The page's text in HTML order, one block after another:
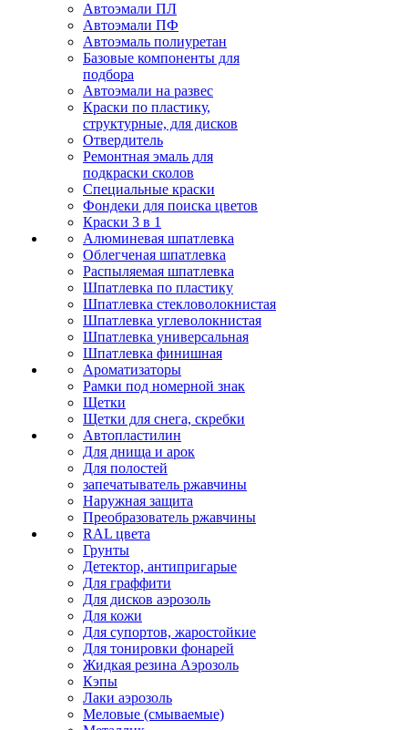
Автоэмали ПЛ
Автоэмали ПФ
Автоэмаль полиуретан
Базовые компоненты для
подбора
Автоэмали на развес
Краски по пластику,
структурные, для дисков
Отвердитель
Ремонтная эмаль для
подкраски сколов
Специальные краски
Фондеки для поиска цветов
Краски 3 в 1
Алюминевая шпатлевка
Облегченая шпатлевка
Распыляемая шпатлевка
Шпатлевка по пластику
Шпатлевка стекловолокнистая
Шпатлевка углеволокнистая
Шпатлевка универсальная
Шпатлевка финишная
Ароматизаторы
Рамки под номерной знак
Щетки
Щетки для снега, скребки
Автопластилин
Для днища и арок
Для полостей
запечатыватель ржавчины
Наружная защита
Преобразователь ржавчины
RAL цвета
Грунты
Детектор, антипригарые
Для граффити
Для дисков аэрозоль
Для кожи
Для супортов, жаростойкие
Для тонировки фонарей
Жидкая резина Аэрозоль
Кэпы
Лаки аэрозоль
Меловые (смываемые)